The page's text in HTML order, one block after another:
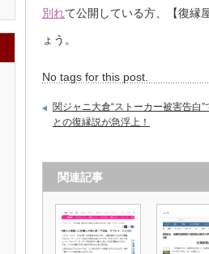
別れて公開している方、【復縁
ょう。
No tags for this post.
関ジャニ大倉“ストーカー被害告白
との復縁説が急浮上！
関連記事